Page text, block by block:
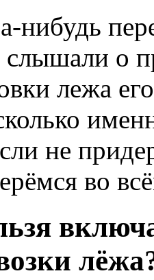
нибудь
слышали о
лежа
не
во